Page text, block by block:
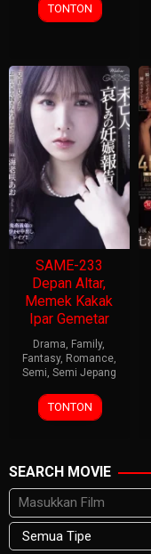
TONTON
SAME-233
Depan Altar,
Memek Kakak
Ipar Gemetar
Drama, Family,
Fantasy, Romance,
Semi, Semi Jepang
TONTON
SEARCH MOVIE